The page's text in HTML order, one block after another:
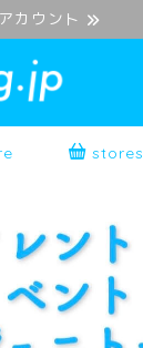
カウント
stores